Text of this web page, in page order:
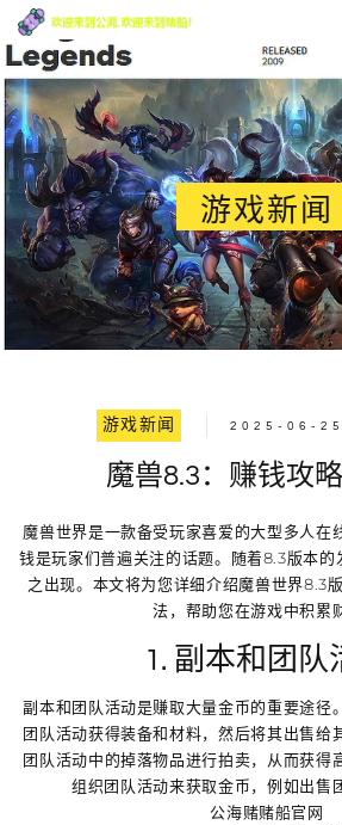
游戏新闻
游戏新闻 2025-06-
魔兽8.3：赚钱攻
魔兽世界是一款备受玩家喜爱的大型多人在
钱是玩家们普遍关注的话题。随着8.3版本的
之出现。本文将为您详细介绍魔兽世界8.3
法，帮助您在游戏中积累
1. 副本和团队
副本和团队活动是赚取大量金币的重要途径
团队活动获得装备和材料，然后将其出售给
团队活动中的掉落物品进行拍卖，从而获得
组织团队活动来获取金币，例如出售
公海赌赌船官网